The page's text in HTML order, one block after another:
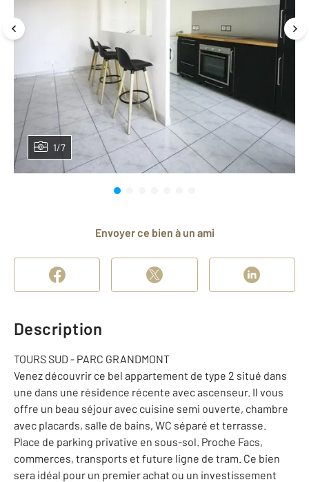
1/7
Envoyer ce bien à un ami
Description
TOURS SUD - PARC GRANDMONT
Venez découvrir ce bel appartement de type 2 situé dans
une dans une résidence récente avec ascenseur. Il vous
offre un beau séjour avec cuisine semi ouverte, chambre
avec placards, salle de bains, WC séparé et terrasse.
Place de parking privative en sous-sol. Proche Facs,
commerces, transports et future ligne de tram. Ce bien
sera idéal pour un premier achat ou un investissement